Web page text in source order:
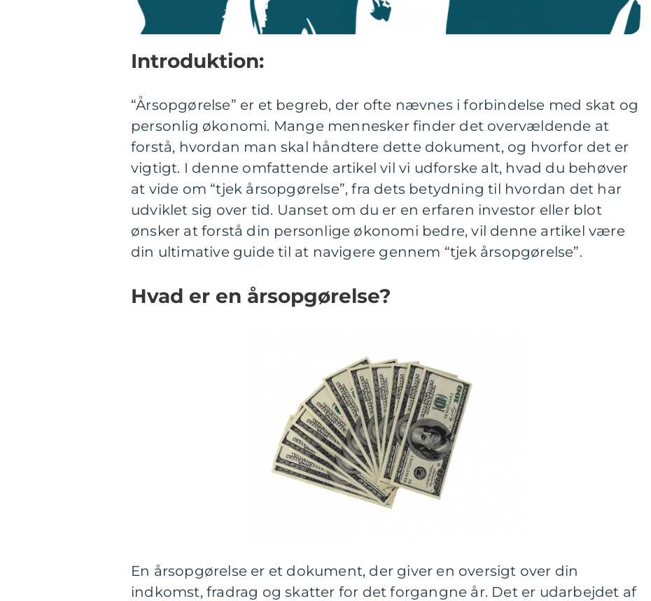
Introduktion:
“Årsopgørelse” er et begreb, der ofte nævnes i forbindelse med skat og
personlig økonomi. Mange mennesker finder det overvældende at
forstå, hvordan man skal håndtere dette dokument, og hvorfor det er
vigtigt. I denne omfattende artikel vil vi udforske alt, hvad du behøver
at vide om “tjek årsopgørelse”, fra dets betydning til hvordan det har
udviklet sig over tid. Uanset om du er en erfaren investor eller blot
ønsker at forstå din personlige økonomi bedre, vil denne artikel være
din ultimative guide til at navigere gennem “tjek årsopgørelse”.
Hvad er en årsopgørelse?
En årsopgørelse er et dokument, der giver en oversigt over din
indkomst, fradrag og skatter for det forgangne år. Det er udarbejdet af